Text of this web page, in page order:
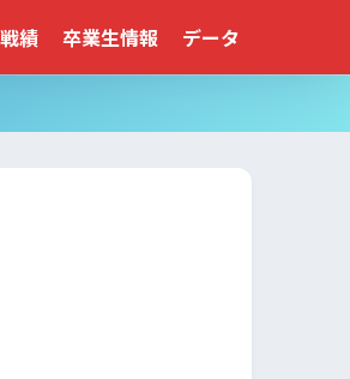
績 卒業生情報 データ